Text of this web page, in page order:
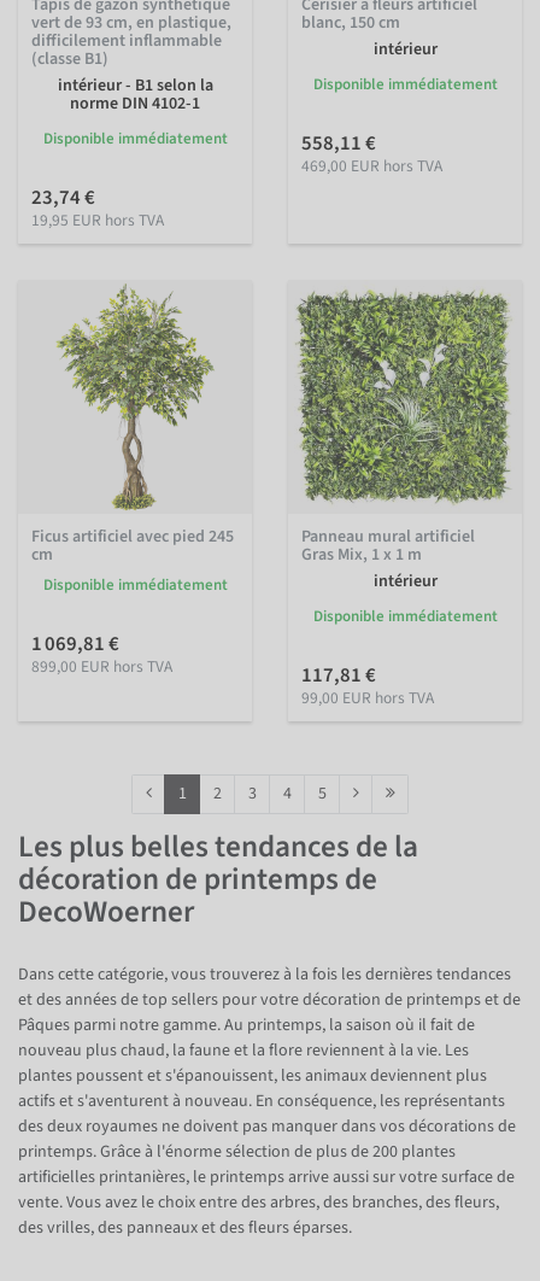
Tapis de gazon synthétique
vert de 93 cm, en plastique,
difficilement inflammable
(classe B1)
intérieur - B1 selon la
norme DIN 4102-1
Disponible immédiatement
23,74 €
19,95 EUR hors TVA
Cerisier à fleurs artificiel
blanc, 150 cm
intérieur
Disponible immédiatement
558,11 €
469,00 EUR hors TVA
Ficus artificiel avec pied 245
cm
Disponible immédiatement
1 069,81 €
899,00 EUR hors TVA
Panneau mural artificiel
Gras Mix, 1 x 1 m
intérieur
Disponible immédiatement
117,81 €
99,00 EUR hors TVA
1 2 3 4 5
Les plus belles tendances de la
décoration de printemps de
DecoWoerner
Dans cette catégorie, vous trouverez à la fois les dernières tendances
et des années de top sellers pour votre décoration de printemps et de
Pâques parmi notre gamme. Au printemps, la saison où il fait de
nouveau plus chaud, la faune et la flore reviennent à la vie. Les
plantes poussent et s'épanouissent, les animaux deviennent plus
actifs et s'aventurent à nouveau. En conséquence, les représentants
des deux royaumes ne doivent pas manquer dans vos décorations de
printemps. Grâce à l'énorme sélection de plus de 200 plantes
artificielles printanières, le printemps arrive aussi sur votre surface de
vente. Vous avez le choix entre des arbres, des branches, des fleurs,
des vrilles, des panneaux et des fleurs éparses.